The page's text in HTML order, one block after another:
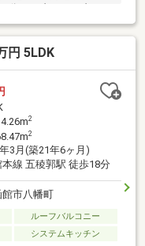
5分■セブンイレブ
打ち合わせ・見学プ
の方向け＞しっか
しくは物件詳細下段
円 5LDK
2
2
3月(築21年6ヶ月)
本線 五稜郭駅 徒歩18分
市八幡町
ルーフバルコニー
システムキッチン